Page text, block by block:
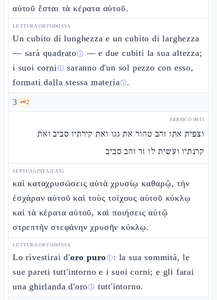
αὐτοῦ ἔσται τὰ κέρατα αὐτοῦ.
LETTURA ORTODOSSA
Un cubito di lunghezza e un cubito di larghezza
— sarà quadratoⓘ — e due cubiti la sua altezza;
i suoi corniⓘ saranno d'un sol pezzo con esso,
formati dalla stessa materiaⓘ.
3 🗝️2
EBRAICO (MT)
וצפית אתו זהב טהור את גגו ואת קירתיו סביב ואת
קרנתיו ועשית לו זר זהב סביב
SEPTUAGINTA (LXX)
καὶ καταχρυσώσεις αὐτὰ χρυσίῳ καθαρῷ, τὴν
ἐσχάραν αὐτοῦ καὶ τοὺς τοίχους αὐτοῦ κύκλῳ
καὶ τὰ κέρατα αὐτοῦ, καὶ ποιήσεις αὐτῷ
στρεπτὴν στεφάνην χρυσῆν κύκλῳ.
LETTURA ORTODOSSA
Lo rivestirai d'oro puroⓘ: la sua sommità, le
sue pareti tutt'intorno e i suoi corni; e gli farai
una ghirlanda d'oroⓘ tutt'intorno.